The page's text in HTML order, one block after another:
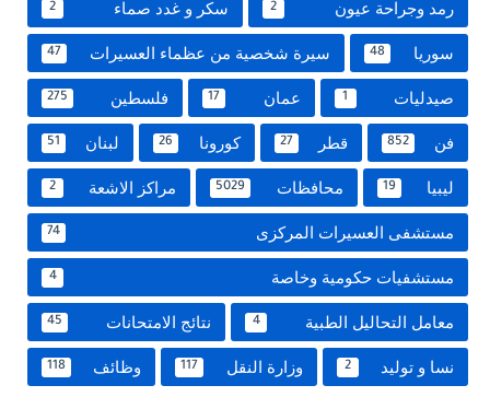
رمد وجراحة عيون 2 سكر و غدد صماء 2
سوريا 48 سيرة شخصية من عظماء العسيرات 47
صيدليات 1 عمان 17 فلسطين 275
فن 852 قطر 27 كورونا 26 لبنان 51
ليبيا 19 محافظات 5029 مراكز الاشعة 2
مستشفى العسيرات المركزى 74
مستشفيات حكومية وخاصة 4
معامل التحاليل الطبية 4 نتائج الامتحانات 45
نسا و توليد 2 وزارة النقل 117 وظائف 118